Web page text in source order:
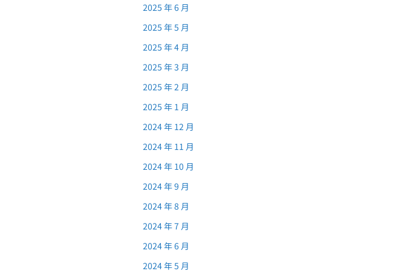
2025 年 6 月
2025 年 5 月
2025 年 4 月
2025 年 3 月
2025 年 2 月
2025 年 1 月
2024 年 12 月
2024 年 11 月
2024 年 10 月
2024 年 9 月
2024 年 8 月
2024 年 7 月
2024 年 6 月
2024 年 5 月